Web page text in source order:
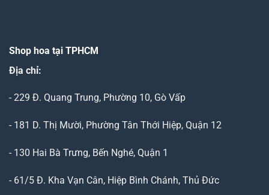
Shop hoa tại TPHCM
Địa chỉ:
- 229 Đ. Quang Trung, Phường 10, Gò Vấp
- 181 D. Thị Mười, Phường Tân Thới Hiệp, Quận 12
- 130 Hai Bà Trưng, Bến Nghé, Quận 1
- 61/5 Đ. Kha Vạn Cân, Hiệp Bình Chánh, Thủ Đức